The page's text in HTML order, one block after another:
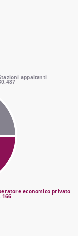
economico privato
appaltanti